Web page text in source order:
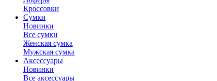
Кроссовки
Сумки
Новинки
Все сумки
Женская сумка
Мужская сумка
Аксессуары
Новинки
Все аксессуары